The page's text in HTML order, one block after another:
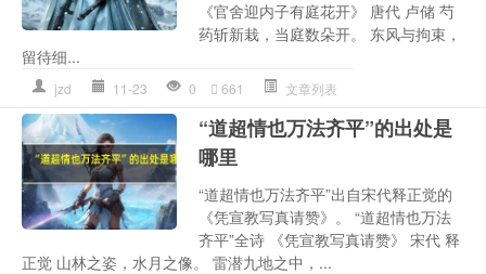
《官舍迎内子有庭花开》 唐代 卢储 芍
药斩新栽，当庭数朵开。 东风与拘束，
留待细...
jzd 11-23 0 661 文章列表
“道超情也万法齐平”的出处是
哪里
“道超情也万法齐平”出自宋代释正觉的
《凭宣教写真请赞》。 “道超情也万法
齐平”全诗 《凭宣教写真请赞》 宋代 释
正觉 山林之姿，水月之像。 雷潜九地之中，...